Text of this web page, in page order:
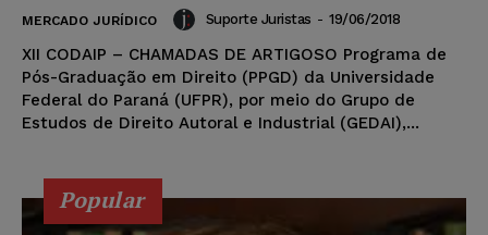
MERCADO JURÍDICO Suporte Juristas - 19/06/2018
XII CODAIP – CHAMADAS DE ARTIGOSO Programa de
Pós-Graduação em Direito (PPGD) da Universidade
Federal do Paraná (UFPR), por meio do Grupo de
Estudos de Direito Autoral e Industrial (GEDAI),...
Popular